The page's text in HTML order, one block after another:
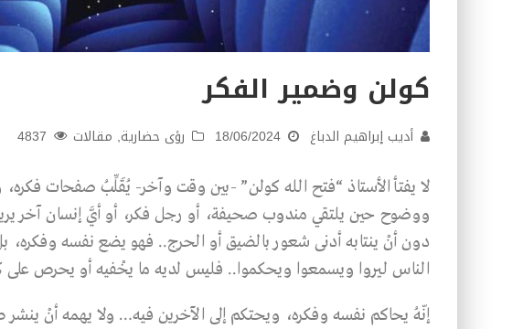
كولن وضمير الفكر
أديب إبراهيم الدباغ 18/06/2024 رؤى حضارية, مقالات
لا يفتأ الأستاذ “فتح الله كولن” -بين وقت وآخر- يُقَلِّبُ صفحات
ووضوح حين يلتقي مندوب صحيفة، أو رجل فكر، أو أيَّ إنسان آخر يريد
دون أنْ ينتابه أدنى شعور بالضيق أو الحرج.. فهو يضع نفسه
الناس ليروا ويسمعوا ويحكموا.. فليس لديه ما يخْفيه أو يحرص على
إنّهُ يحاكم نفسه وفكره، ويحتكم إلى الآخرين فيه… ولا يهمه أنْ